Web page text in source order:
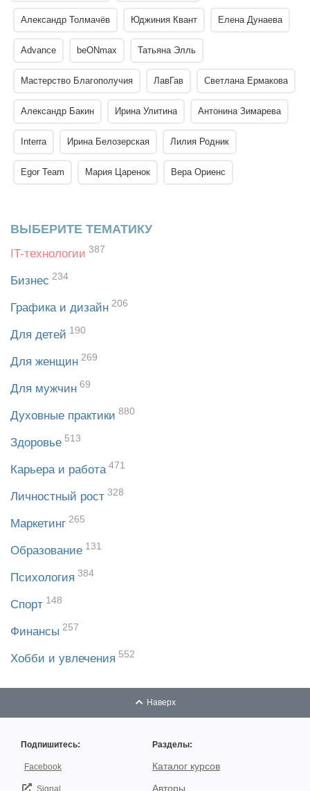
Александр Толмачёв Юджиния Квант Елена Дунаева
Advance beONmax Татьяна Элль
Мастерство Благополучия ЛавГав Светлана Ермакова
Александр Бакин Ирина Улитина Антонина Зимарева
Interra Ирина Белозерская Лилия Родник
Egor Team Мария Царенок Вера Ориенс
ВЫБЕРИТЕ ТЕМАТИКУ
IT-технологии 387
Бизнес 234
Графика и дизайн 206
Для детей 190
Для женщин 269
Для мужчин 69
Духовные практики 880
Здоровье 513
Карьера и работа 471
Личностный рост 328
Маркетинг 265
Образование 131
Психология 384
Спорт 148
Финансы 257
Хобби и увлечения 552
Наверх
Подпишитесь:
Facebook
Signal
Разделы:
Каталог курсов
Авторы